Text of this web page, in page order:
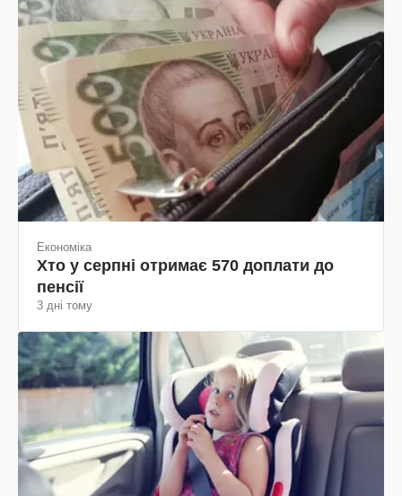
Економіка
Хто у серпні отримає 570 доплати до
пенсії
3 дні тому